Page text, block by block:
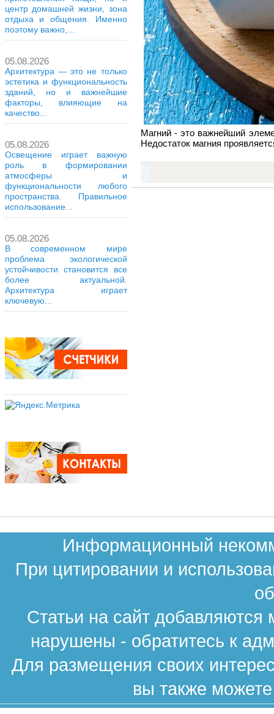
центр домашней жизни, зона
отдыха и общения. Именно
поэтому важно,...
05.08.2026
Архитектура — это не только
эстетика и функциональность
зданий, но и важнейшие
факторы, влияющие на
качество...
05.08.2026
Освещение играет важную
роль в формировании
атмосферы и
функциональности любого
пространства. Правильное
использование...
05.08.2026
В современном мире
проблема экологической
устойчивости становится все
более актуальной.
Архитектура играет
ключевую...
Магний - это важнейший
Недостаток магния
Информационный
При цитировании и
Статьи на сайт
нарушены - обратитесь к
Для размещения своих
вы также